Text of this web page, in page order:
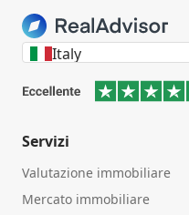
Italy
Servizi
Valutazione immobiliare
Mercato immobiliare